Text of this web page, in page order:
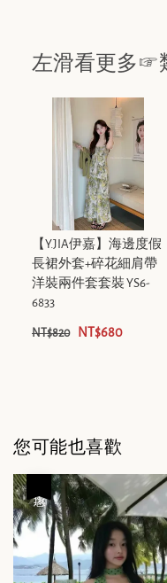
左滑看更多☞
【Y.JIA伊嘉】海邊度假
長裙外套+碎花細肩帶
洋裝兩件套套裝 YS6-
6833
NT$820 NT$680
您可能也喜歡